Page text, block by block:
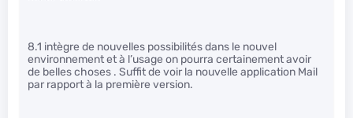
8.1 intègre de nouvelles possibilités dans le nouvel
environnement et à l’usage on pourra certainement avoir
de belles choses . Suffit de voir la nouvelle application Mail
par rapport à la première version.